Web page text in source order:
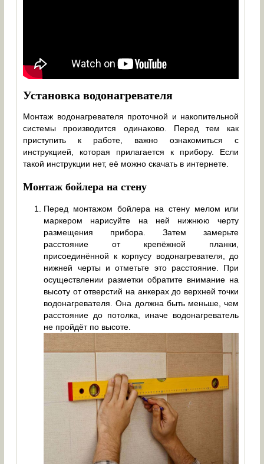
Установка водонагревателя
Монтаж водонагревателя проточной и накопительной
системы производится одинаково. Перед тем как
приступить к работе, важно ознакомиться с
инструкцией, которая прилагается к прибору. Если
такой инструкции нет, её можно скачать в интернете.
Монтаж бойлера на стену
Перед монтажом бойлера на стену мелом или
маркером нарисуйте на ней нижнюю черту
размещения прибора. Затем замерьте
расстояние от крепёжной планки,
присоединённой к корпусу водонагревателя, до
нижней черты и отметьте это расстояние. При
осуществлении разметки обратите внимание на
высоту от отверстий на анкерах до верхней точки
водонагревателя. Она должна быть меньше, чем
расстояние до потолка, иначе водонагреватель
не пройдёт по высоте.